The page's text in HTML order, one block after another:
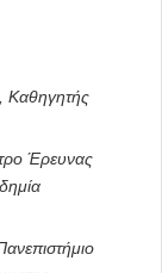
Καθηγητής
Έρευνας